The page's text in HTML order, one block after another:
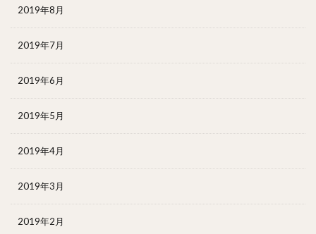
2019年8月
2019年7月
2019年6月
2019年5月
2019年4月
2019年3月
2019年2月